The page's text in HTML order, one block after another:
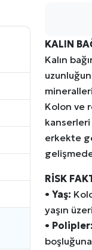
KALIN
Kalın
Kolon ve
kanserleri
erkekte
RİSK
• Yaş:
yaşın
• Polipler: